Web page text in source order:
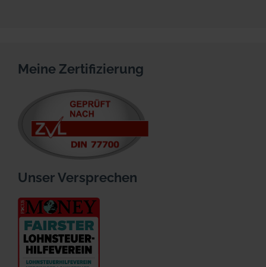
Meine Zertifizierung
Unser Versprechen